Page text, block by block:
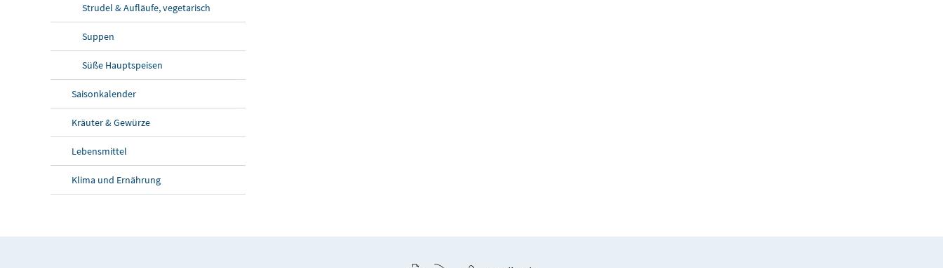
Strudel & Aufläufe, vegetarisch
Suppen
Süße Hauptspeisen
Saisonkalender
Kräuter & Gewürze
Lebensmittel
Klima und Ernährung